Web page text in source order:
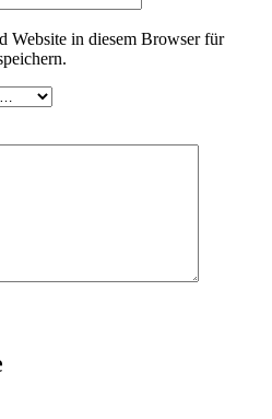
Website in diesem Browser für